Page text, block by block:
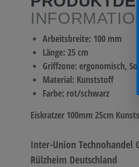
Arbeitsbreite: 100 mm
Länge: 25 cm
Griffzone: ergonomisch,
Material: Kunststoff
Farbe: rot/schwarz
Eiskratzer 100mm 25cm
Inter-Union Technohandel
Rülzheim Deutschland